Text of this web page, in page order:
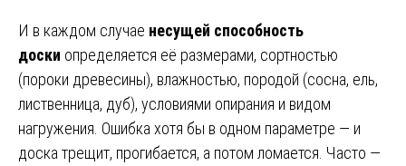
И в каждом случае несущей способность
доски определяется её размерами, сортностью
(пороки древесины), влажностью, породой (сосна, ель,
лиственница, дуб), условиями опирания и видом
нагружения. Ошибка хотя бы в одном параметре — и
доска трещит, прогибается, а потом ломается. Часто —